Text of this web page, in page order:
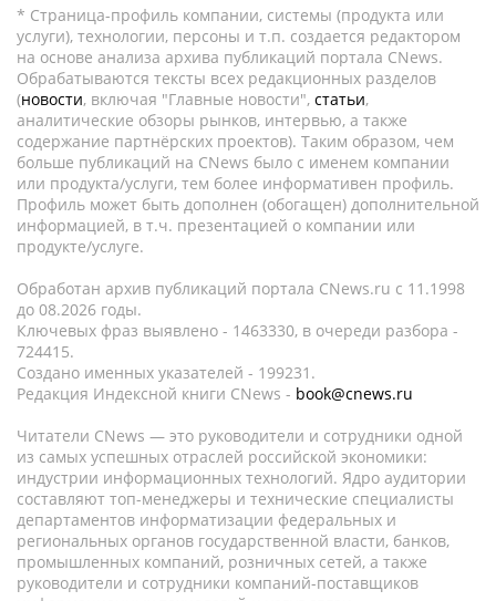
* Страница-профиль компании, системы (продукта или
услуги), технологии, персоны и т.п. создается редактором
на основе анализа архива публикаций портала CNews.
Обрабатываются тексты всех редакционных разделов
(новости, включая "Главные новости", статьи,
аналитические обзоры рынков, интервью, а также
содержание партнёрских проектов). Таким образом, чем
больше публикаций на CNews было с именем компании
или продукта/услуги, тем более информативен профиль.
Профиль может быть дополнен (обогащен) дополнительной
информацией, в т.ч. презентацией о компании или
продукте/услуге.
Обработан архив публикаций портала CNews.ru c 11.1998
до 08.2026 годы.
Ключевых фраз выявлено - 1463330, в очереди разбора -
724415.
Создано именных указателей - 199231.
Редакция Индексной книги CNews - book@cnews.ru
Читатели CNews — это руководители и сотрудники одной
из самых успешных отраслей российской экономики:
индустрии информационных технологий. Ядро аудитории
составляют топ-менеджеры и технические специалисты
департаментов информатизации федеральных и
региональных органов государственной власти, банков,
промышленных компаний, розничных сетей, а также
руководители и сотрудники компаний-поставщиков